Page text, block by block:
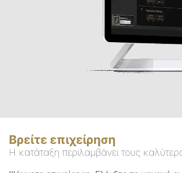
Βρείτε επιχείρηση
Η κατάταξη περιλαμβάνει τους